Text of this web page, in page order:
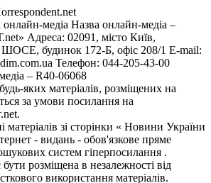
онлайн-медіа Назва онлайн-медіа –
Адреса: 02091, місто Київ,
будинок 172-Б, офіс 208/1 E-mail:
Телефон: 044-205-43-00
– R40-06068
яких матеріалів, розміщених на
за умови посилання на
матеріалів зі сторінки « Новини України
- видань - обов'язкове пряме
систем гіперпосилання .
розміщена в незалежності від
використання матеріалів.